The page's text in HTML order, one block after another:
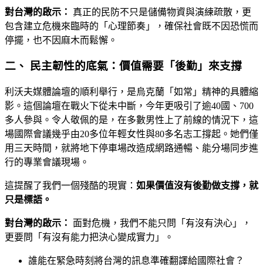
對台灣的啟示：
真正的民防不只是儲備物資與演練疏散，更
包含建立危機來臨時的「心理節奏」，確保社會既不因恐慌而
停擺，也不因麻木而鬆懈。
二、 民主韌性的底氣：價值需要「後勤」來支撐
利沃夫媒體論壇的順利舉行，是烏克蘭「如常」精神的具體縮
影。這個論壇在戰火下從未中斷，今年更吸引了逾40國、700
多人參與。令人敬佩的是，在多數男性上了前線的情況下，這
場國際會議幾乎由20多位年輕女性與80多名志工撐起。她們僅
用三天時間，就將地下停車場改造成網路通暢、能分場同步進
行的專業會議現場。
這提醒了我們一個殘酷的現實： 如果價值沒有後勤做支撐，就
只是標語。
對台灣的啟示：
面對危機，我們不能只問「有沒有決心」，
更要問「有沒有能力把決心變成實力」。
誰能在緊急時刻將台灣的訊息準確翻譯給國際社會？